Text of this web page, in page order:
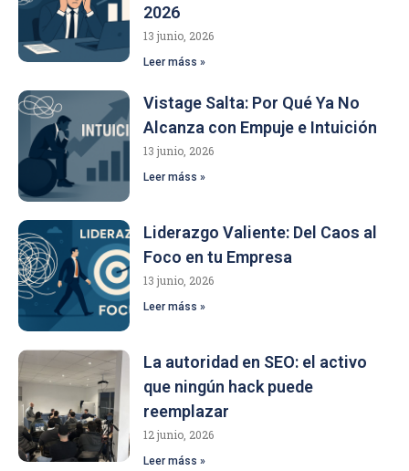
2026
13 junio, 2026
Leer máss »
Vistage Salta: Por Qué Ya No
Alcanza con Empuje e Intuición
13 junio, 2026
Leer máss »
Liderazgo Valiente: Del Caos al
Foco en tu Empresa
13 junio, 2026
Leer máss »
La autoridad en SEO: el activo
que ningún hack puede
reemplazar
12 junio, 2026
Leer máss »